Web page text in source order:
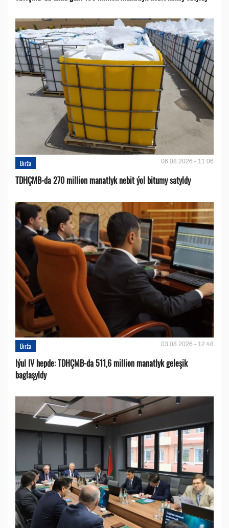
Birža 06.08.2026 - 11:06
TDHÇMB-da 270 million manatlyk nebit ýol bitumy satyldy
Birža 03.08.2026 - 12:48
Iýul IV hepde: TDHÇMB-da 511,6 million manatlyk geleşik
baglaşyldy